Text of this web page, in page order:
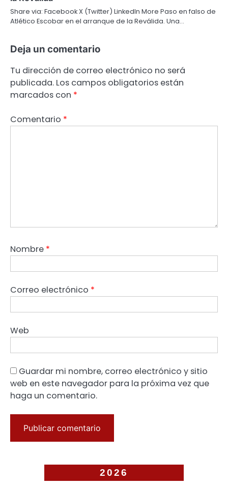
Share via: Facebook X (Twitter) LinkedIn More Paso en falso de
Atlético Escobar en el arranque de la Reválida. Una…
Deja un comentario
Tu dirección de correo electrónico no será
publicada. Los campos obligatorios están
marcados con *
Comentario *
Nombre *
Correo electrónico *
Web
Guardar mi nombre, correo electrónico y sitio
web en este navegador para la próxima vez que
haga un comentario.
2026